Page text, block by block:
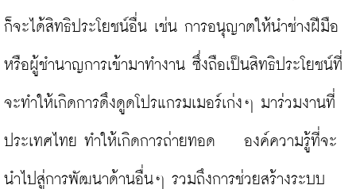
ก็จะได้สิทธิประโยชน์อื่น เช่น การอนุญาตให้นำช่างฝีมือ
หรือผู้ชำนาญการเข้ามาทำงาน ซึ่งถือเป็นสิทธิประโยชน์ที่
จะทำให้เกิดการดึงดูดโปรแกรมเมอร์เก่งๆ มาร่วมงานที่
ประเทศไทย ทำให้เกิดการถ่ายทอด    องค์ความรู้ที่จะ
นำไปสู่การพัฒนาด้านอื่นๆ รวมถึงการช่วยสร้างระบบ